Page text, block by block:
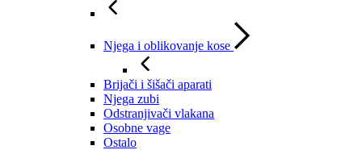
Njega i oblikovanje kose
Brijači i šišači aparati
Njega zubi
Odstranjivači vlakana
Osobne vage
Ostalo